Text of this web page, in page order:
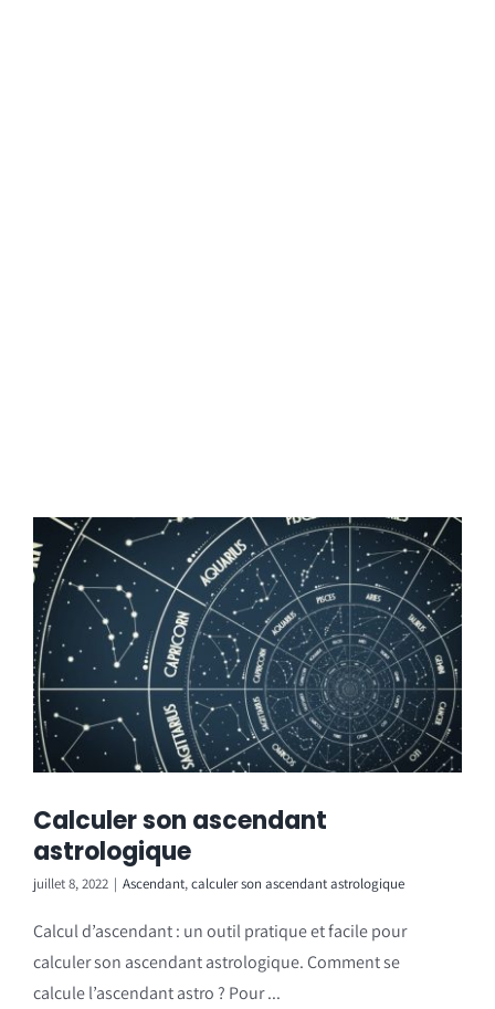
Calculer son ascendant
astrologique
juillet 8, 2022 | Ascendant,calculer son ascendant astrologique
Calcul d’ascendant : un outil pratique et facile pour
calculer son ascendant astrologique. Comment se
calcule l’ascendant astro ? Pour ...